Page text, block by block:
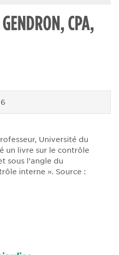
CPA,
Université du
un livre sur le contrôle
sous l’angle du
interne ». Source :